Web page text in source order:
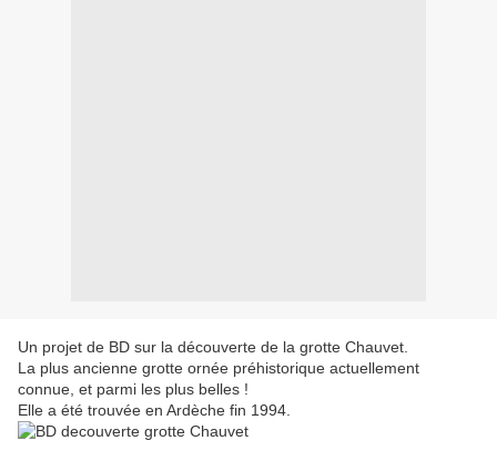
Un projet de BD sur la découverte de la grotte Chauvet.
La plus ancienne grotte ornée préhistorique actuellement
connue, et parmi les plus belles !
Elle a été trouvée en Ardèche fin 1994.